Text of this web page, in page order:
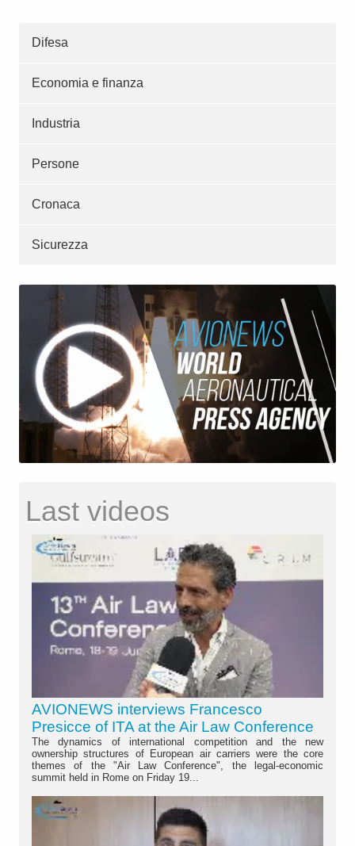
Difesa
Economia e finanza
Industria
Persone
Cronaca
Sicurezza
Last videos
AVIONEWS interviews Francesco
Presicce of ITA at the Air Law Conference
The dynamics of international competition and the new
ownership structures of European air carriers were the core
themes of the "Air Law Conference", the legal-economic
summit held in Rome on Friday 19...